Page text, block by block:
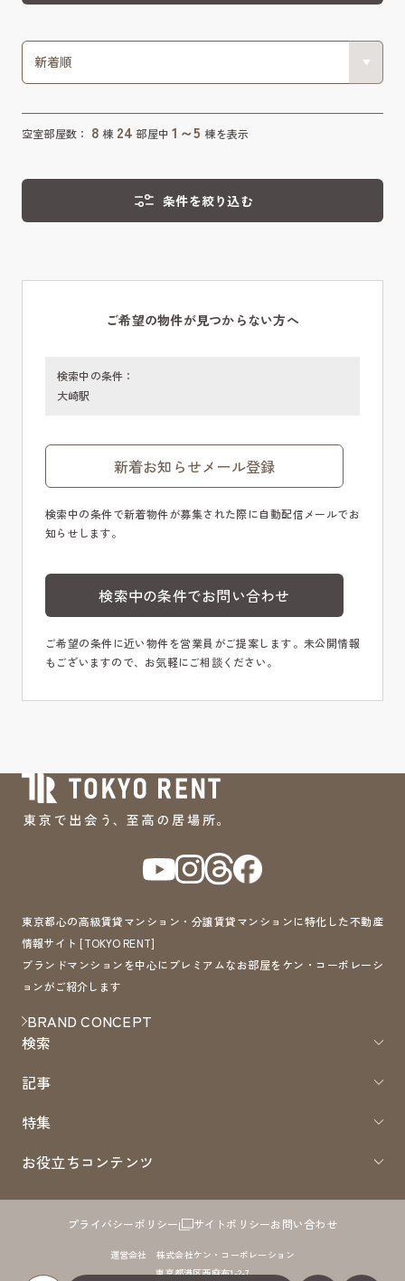
空室部屋数： 8 棟 24 部屋中1～5棟を表示
条件を絞り込む
ご希望の物件が見つからない方へ
検索中の条件：
大崎駅
新着お知らせメール登録
検索中の条件で新着物件が募集された際に自動配信メールでお
知らせします。
検索中の条件でお問い合わせ
ご希望の条件に近い物件を営業員がご提案します。未公開情報
もございますので、お気軽にご相談ください。
東京都心の高級賃貸マンション・分譲賃貸マンションに特化した不動産
情報サイト [TOKYO RENT]
ブランドマンションを中心にプレミアムなお部屋をケン・コーポレーシ
ョンがご紹介します
BRAND CONCEPT
検索
記事
特集
お役立ちコンテンツ
プライバシーポリシー サイトポリシーお問い合わせ
運営会社 株式会社ケン・コーポレーション
東京都港区西麻布1-2-7